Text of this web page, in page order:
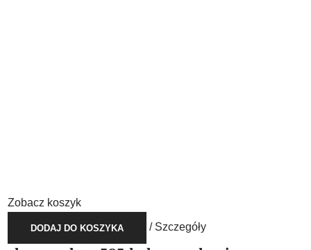
Zobacz koszyk
DODAJ DO KOSZYKA /Szczegóły